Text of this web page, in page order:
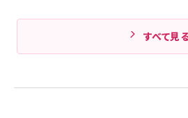
すべて見